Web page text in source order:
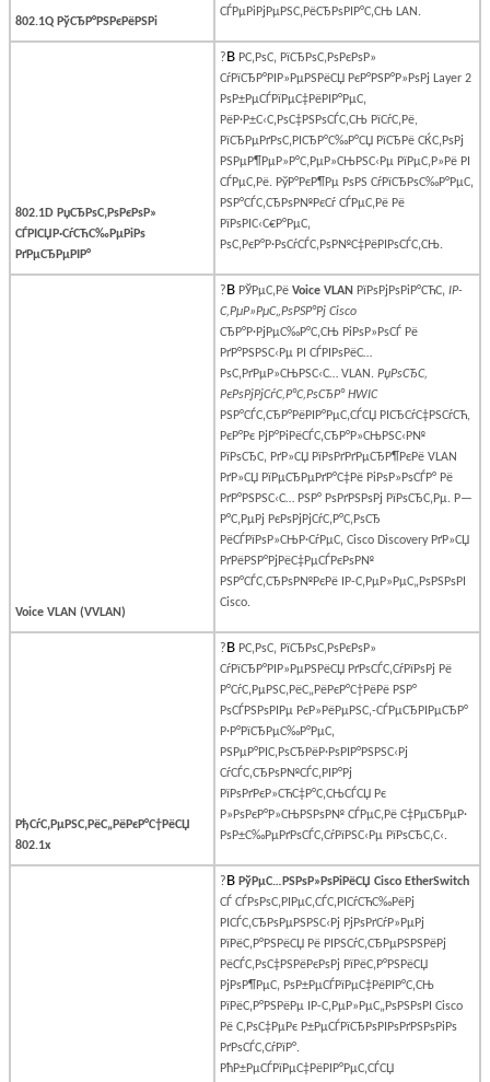
802.1Q РўСЂР°РЅРєРёРЅРі
СЃРµРіРјРµРЅС‚РёСЂРѕРІР°С‚СЊ LAN.
802.1D РџСЂРѕС‚РѕРєРѕР»
СЃРІСЏР·СѓСЋС‰РµРіРѕ
РґРµСЂРµРІР°
?В Р­С‚РѕС‚ РїСЂРѕС‚РѕРєРѕР»
СѓРїСЂР°РІР»РµРЅРёСЏ РєР°РЅР°Р»РѕРј Layer 2
РѕР±РµСЃРїРµС‡РёРІР°РµС‚
РёР·Р±С‹С‚РѕС‡РЅРѕСЃС‚СЊ РїСѓС‚Рё,
РїСЂРµРґРѕС‚РІСЂР°С‰Р°СЏ РїСЂРё СЌС‚РѕРј
РЅРµР¶РµР»Р°С‚РµР»СЊРЅС‹Рµ РїРµС‚Р»Рё РІ
СЃРµС‚Рё. РўР°РєР¶Рµ РѕРЅ СѓРїСЂРѕС‰Р°РµС‚
РЅР°СЃС‚СЂРѕР№РєСѓ СЃРµС‚Рё Рё
РїРѕРІС‹С€Р°РµС‚
РѕС‚РєР°Р·РѕСѓСЃС‚РѕР№С‡РёРІРѕСЃС‚СЊ.
Voice VLAN (VVLAN)
?В РЎРµС‚Рё Voice VLAN РїРѕРјРѕРіР°СЋС‚ IP-
С‚РµР»РµС„РѕРЅР°Рј Cisco
СЂР°Р·РјРµС‰Р°С‚СЊ РіРѕР»РѕСЃ Рё
РґР°РЅРЅС‹Рµ РІ СЃРІРѕРёС…
РѕС‚РґРµР»СЊРЅС‹С… VLAN. РџРѕСЂС‚
РєРѕРјРјСѓС‚Р°С‚РѕСЂР°HWIC
РЅР°СЃС‚СЂР°РёРІР°РµС‚СЃСЏ РІСЂСѓС‡РЅСѓСЋ,
РєР°Рє РјР°РіРёСЃС‚СЂР°Р»СЊРЅС‹Р№
РїРѕСЂС‚ РґР»СЏ РїРѕРґРґРµСЂР¶РєРё VLAN
РґР»СЏ РїРµСЂРµРґР°С‡Рё РіРѕР»РѕСЃР° Рё
РґР°РЅРЅС‹С… РЅР° РѕРґРЅРѕРј РїРѕСЂС‚Рµ. Р—
Р°С‚РµРј РєРѕРјРјСѓС‚Р°С‚РѕСЂ
РёСЃРїРѕР»СЊР·СѓРµС‚ Cisco DiscoveryРґР»СЏ
РґРёРЅР°РјРёС‡РµСЃРєРѕР№
РЅР°СЃС‚СЂРѕР№РєРё IP-С‚РµР»РµС„РѕРЅРѕРІ
Cisco.
РђСѓС‚РµРЅС‚РёС„РёРєР°С†РёСЏ
802.1x
?В Р­С‚РѕС‚ РїСЂРѕС‚РѕРєРѕР»
СѓРїСЂР°РІР»РµРЅРёСЏ РґРѕСЃС‚СѓРїРѕРј Рё
Р°СѓС‚РµРЅС‚РёС„РёРєР°С†РёРё РЅР°
РѕСЃРЅРѕРІРµ РєР»РёРµРЅС‚-СЃРµСЂРІРµСЂР°
Р·Р°РїСЂРµС‰Р°РµС‚
РЅРµР°РІС‚РѕСЂРёР·РѕРІР°РЅРЅС‹Рј
СѓСЃС‚СЂРѕР№СЃС‚РІР°Рј
РїРѕРґРєР»СЋС‡Р°С‚СЊСЃСЏ Рє
Р»РѕРєР°Р»СЊРЅРѕР№ СЃРµС‚Рё С‡РµСЂРµР·
РѕР±С‰РµРґРѕСЃС‚СѓРїРЅС‹Рµ РїРѕСЂС‚С‹.
?В РўРµС…РЅРѕР»РѕРіРёСЏ Cisco EtherSwitch
СЃ СЃРѕРѕС‚РІРµС‚СЃС‚РІСѓСЋС‰РёРј
РІСЃС‚СЂРѕРµРЅРЅС‹Рј РјРѕРґСѓР»РµРј
РїРёС‚Р°РЅРёСЏ Рё РІРЅСѓС‚СЂРµРЅРЅРёРј
РёСЃС‚РѕС‡РЅРёРєРѕРј РїРёС‚Р°РЅРёСЏ
РјРѕР¶РµС‚ РѕР±РµСЃРїРµС‡РёРІР°С‚СЊ
РїРёС‚Р°РЅРёРµ IP-С‚РµР»РµС„РѕРЅРѕРІ Cisco
Рё С‚РѕС‡РµРє Р±РµСЃРїСЂРѕРІРѕРґРЅРѕРіРѕ
РґРѕСЃС‚СѓРїР°.
РћР±РµСЃРїРµС‡РёРІР°РµС‚СЃСЏ